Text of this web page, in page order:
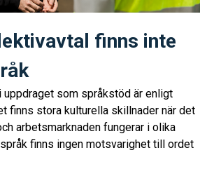
finns inte
uppdraget som språkstöd är enligt
finns stora kulturella skillnader när det
arbetsmarknaden fungerar i olika
språk finns ingen motsvarighet till ordet